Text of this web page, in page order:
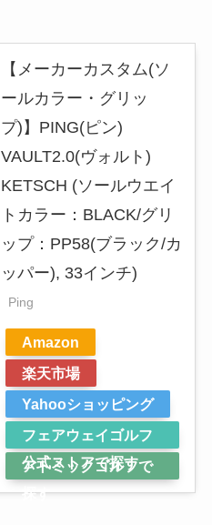
【メーカーカスタム(ソ
ールカラー・グリッ
プ)】PING(ピン)
VAULT2.0(ヴォルト)
KETSCH (ソールウエイ
トカラー：BLACK/グリ
ップ：PP58(ブラック/カ
ッパー), 33インチ)
Ping
Amazon
楽天市場
Yahooショッピング
フェアウェイゴルフ
公式ストアで探す
アトミックゴルフで
探す